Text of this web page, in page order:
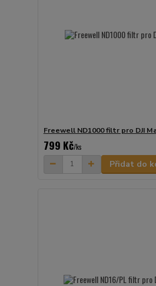
Freewell ND1000 filtr pro DJI
799 Kč/ks
Přidat do